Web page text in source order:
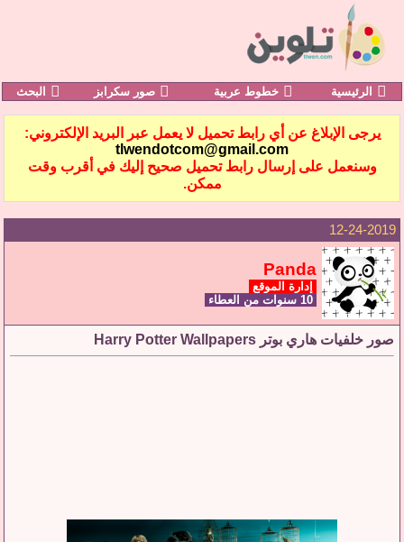
الرئيسية خطوط عربية صور سكرابز البحث
يرجى الإبلاغ عن أي رابط تحميل لا يعمل عبر البريد الإلكتروني:
tlwendotcom@gmail.com
وسنعمل على إرسال رابط تحميل صحيح إليك في أقرب وقت
ممكن.
12-24-2019
Panda
إدارة الموقع
صور خلفيات هاري بوتر Harry Potter Wallpapers